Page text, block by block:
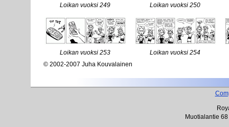
Loikan vuoksi 249 Loikan vuoksi 250
Loikan vuoksi 253
Loikan vuoksi 254
© 2002-2007 Juha Kouvalainen
Muotialantie